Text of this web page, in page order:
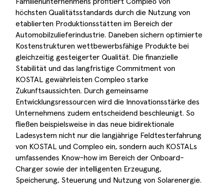
höchsten Qualitätsstandards durch die Nutzung von
etablierten Produktionsstätten im Bereich der
Automobilzulieferindustrie. Daneben sichern optimierte
Kostenstrukturen wettbewerbsfähige Produkte bei
gleichzeitig gesteigerter Qualität. Die finanzielle
Stabilität und das langfristige Commitment von
KOSTAL gewährleisten Compleo starke
Zukunftsaussichten. Durch gemeinsame
Entwicklungsressourcen wird die Innovationsstärke des
Unternehmens zudem entscheidend beschleunigt. So
fließen beispielsweise in das neue bidirektionale
Ladesystem nicht nur die langjährige Feldtesterfahrung
von KOSTAL und Compleo ein, sondern auch KOSTALs
umfassendes Know-how im Bereich der Onboard-
Charger sowie der intelligenten Erzeugung,
Speicherung, Steuerung und Nutzung von Solarenergie.